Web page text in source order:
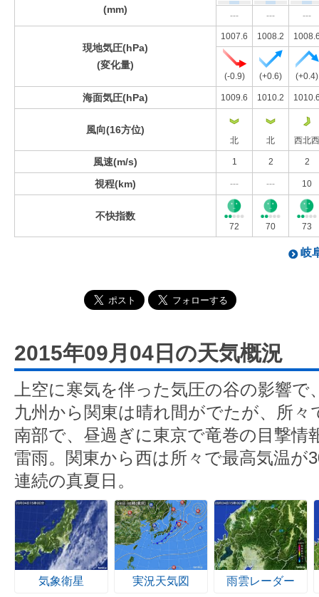
(mm)
--- --- ---
現地気圧(hPa)
(変化量)
1007.6 1008.2
(-0.9) (+0.6) (+0.4)
海面気圧(hPa) 1009.6 1010.2
風向(16方位)
北 北 西北西
風速(m/s) 1 2 2
視程(km) --- --- 10
不快指数
72 70 73
岐
2015年09月04日の天気概況
上空に寒気を伴った気圧の谷の影響で
九州から関東は晴れ間がでたが、所々
南部で、昼過ぎに東京で竜巻の目撃情
雷雨。関東から西は所々で最高気温が
連続の真夏日。
気象衛星 実況天気図 雨雲レーダー